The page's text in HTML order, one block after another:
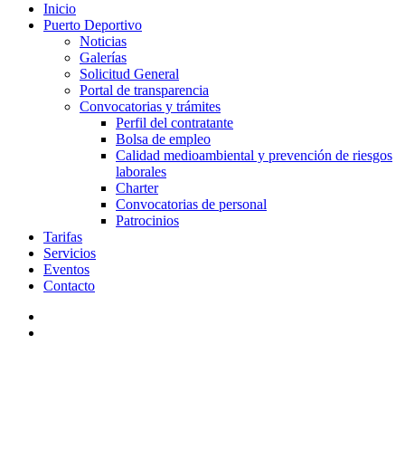
Inicio
Puerto Deportivo
Noticias
Galerías
Solicitud General
Portal de transparencia
Convocatorias y trámites
Perfil del contratante
Bolsa de empleo
Calidad medioambiental y prevención de riesgos
laborales
Charter
Convocatorias de personal
Patrocinios
Tarifas
Servicios
Eventos
Contacto